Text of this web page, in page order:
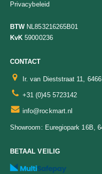
Privacybeleid
BTWNL853216265B01
KvK 59000236
CONTACT
Ir. van Dieststraat 11,
+31 (0)45 5723142
info@rockmart.nl
Showroom: Euregiopark 16B,
BETAAL VEILIG